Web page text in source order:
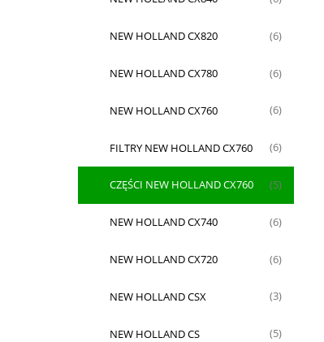
NEW HOLLAND CX820 (6)
NEW HOLLAND CX780 (6)
NEW HOLLAND CX760 (6)
FILTRY NEW HOLLAND CX760 (6)
CZĘŚCI NEW HOLLAND CX760 (5)
NEW HOLLAND CX740 (6)
NEW HOLLAND CX720 (6)
NEW HOLLAND CSX (3)
NEW HOLLAND CS (5)